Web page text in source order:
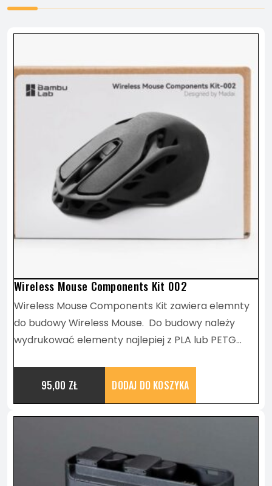
Wireless Mouse Components Kit 002
Wireless Mouse Components Kit zawiera elemnty
do budowy Wireless Mouse. Do budowy należy
wydrukować elementy najlepiej z PLA lub PETG…
95,00 ZŁ DODAJ DO KOSZYKA